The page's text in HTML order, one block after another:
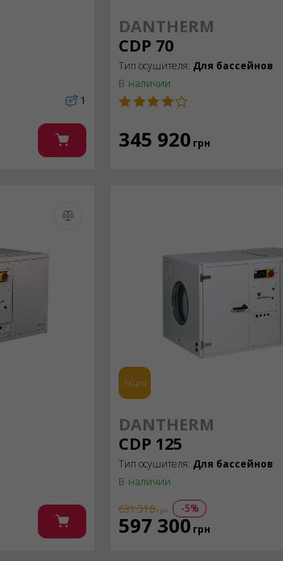
1
DANTHERM
CDP 70
Тип осушителя: Для бассейнов
В наличии
345 920 грн
Акция
DANTHERM
CDP 125
Тип осушителя: Для бассейнов
В наличии
631 516 грн -5%
597 300грн